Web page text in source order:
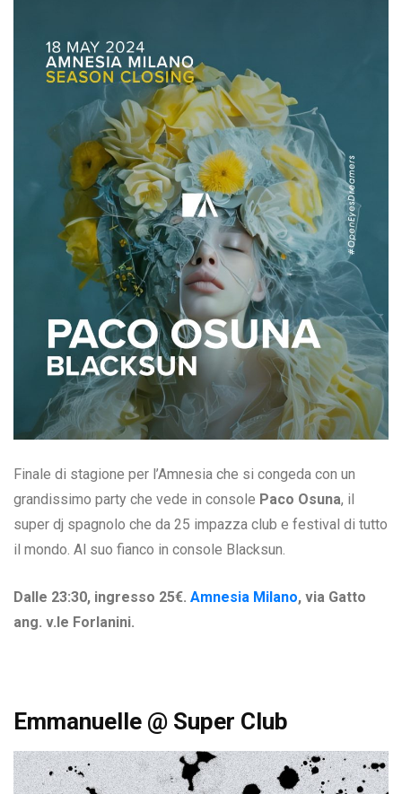
Finale di stagione per l’Amnesia che si congeda con un
grandissimo party che vede in console Paco Osuna, il
super dj spagnolo che da 25 impazza club e festival di tutto
il mondo. Al suo fianco in console Blacksun.
Dalle 23:30, ingresso 25€. Amnesia Milano, via Gatto
ang. v.le Forlanini.
Emmanuelle @ Super Club